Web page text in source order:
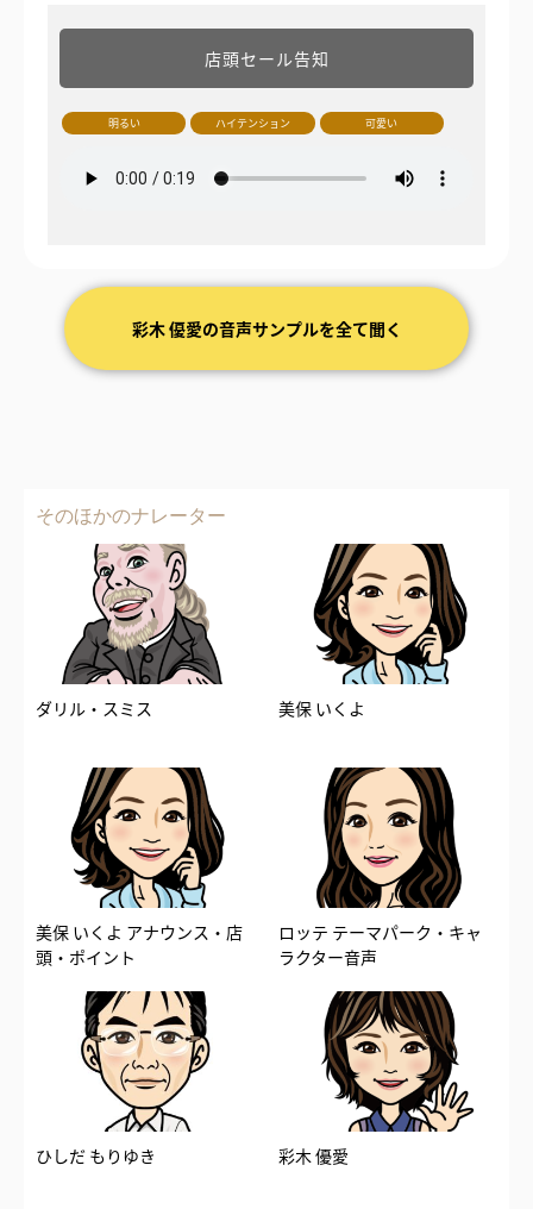
店頭セール告知
明るい ハイテンション 可愛い
彩木 優愛の音声サンプルを全て聞く
そのほかのナレーター
ダリル・スミス 美保 いくよ
美保 いくよ アナウンス・店
頭・ポイント
ロッテ テーマパーク・キャ
ラクター音声
ひしだ もりゆき 彩木 優愛